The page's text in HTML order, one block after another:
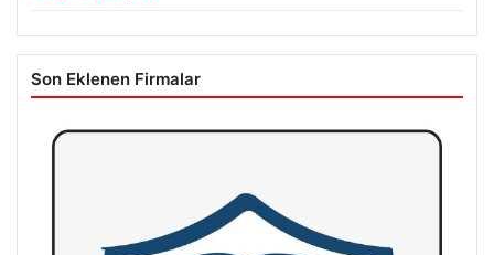
Son Eklenen Firmalar